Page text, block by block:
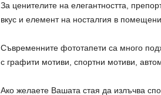
За ценителите на елегантността,
вкус и елемент на носталгия в
Съвременните фототапети са много
с графити мотиви, спортни мотиви,
Ако желаете Вашата стая да излъчва